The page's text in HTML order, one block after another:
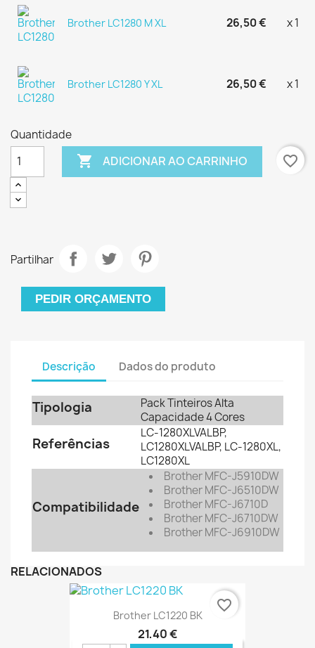
Brother LC1280 M XL 26,50 € x 1
Brother LC1280 Y XL 26,50 € x 1
Quantidade
 ADICIONAR AO CARRINHO favorite_border
Partilhar
PEDIR ORÇAMENTO
Descrição Dados do produto
Tipologia
Pack Tinteiros Alta
Capacidade 4 Cores
Referências
LC-1280XLVALBP,
LC1280XLVALBP, LC-1280XL,
LC1280XL
Compatibilidade
Brother MFC-J5910DW
BrotherMFC-J6510DW
BrotherMFC-J6710D
BrotherMFC-J6710DW
BrotherMFC-J6910DW
RELACIONADOS
Brother LC1220 BK
21,40 €
favorite_border